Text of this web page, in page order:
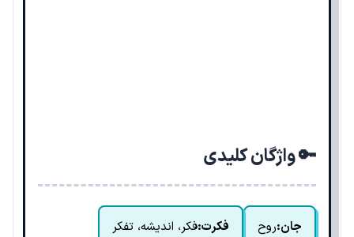
🔑 واژگان کلیدی
جان:روح فکرت:فکر، اندیشه، تفکر